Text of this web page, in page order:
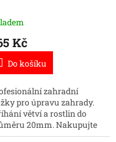
Kč
Do košíku
zahradní
pro úpravu zahrady.
větví a rostlin do
20mm. Nakupujte
nářadí online za